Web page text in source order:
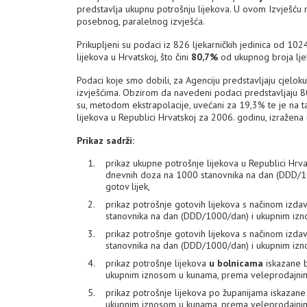
predstavlja ukupnu potrošnju lijekova. U ovom
posebnog, paralelnog izvješća.
Prikupljeni su podaci iz 826 ljekarničkih jedinica od
lijekova u Hrvatskoj, što čini 80,7% od ukupnog broja
Podaci koje smo dobili, za Agenciju predstavljaju
izvješćima. Obzirom da navedeni podaci predstavljaju
su, metodom ekstrapolacije, uvećani za 19,3% te je
lijekova u Republici Hrvatskoj za 2006. godinu,
Prikaz sadrži:
prikaz ukupne potrošnje lijekova u Republici
dnevnih doza na 1000 stanovnika na dan
gotov lijek,
prikaz potrošnje gotovih lijekova s načinom
stanovnika na dan (DDD/1000/dan) i ukupnim
prikaz potrošnje gotovih lijekova s načinom
stanovnika na dan (DDD/1000/dan) i ukupnim
prikaz potrošnje lijekova u bolnicama iskazane
ukupnim iznosom u kunama, prema
prikaz potrošnje lijekova po županijama
ukupnim iznosom u kunama, prema